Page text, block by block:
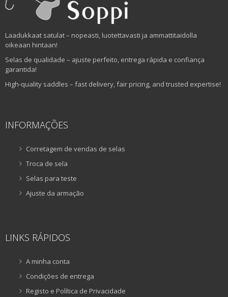
Laadukkaat satulat – nopeasti, luotettavasti ja ammattitaidolla
oikeaan hintaan!
Selas de qualidade – ajuste perfeito, entrega rápida e confiança
garantida!
High-quality saddles – fast delivery, fair pricing, and trusted expertise!
INFORMAÇÕES
Corretagem de vendas de selas
Troca de sela
Selas para teste
Ajuste da armação
LINKS RÁPIDOS
A minha conta
Condições de entrega
Registo e Política de Privacidade